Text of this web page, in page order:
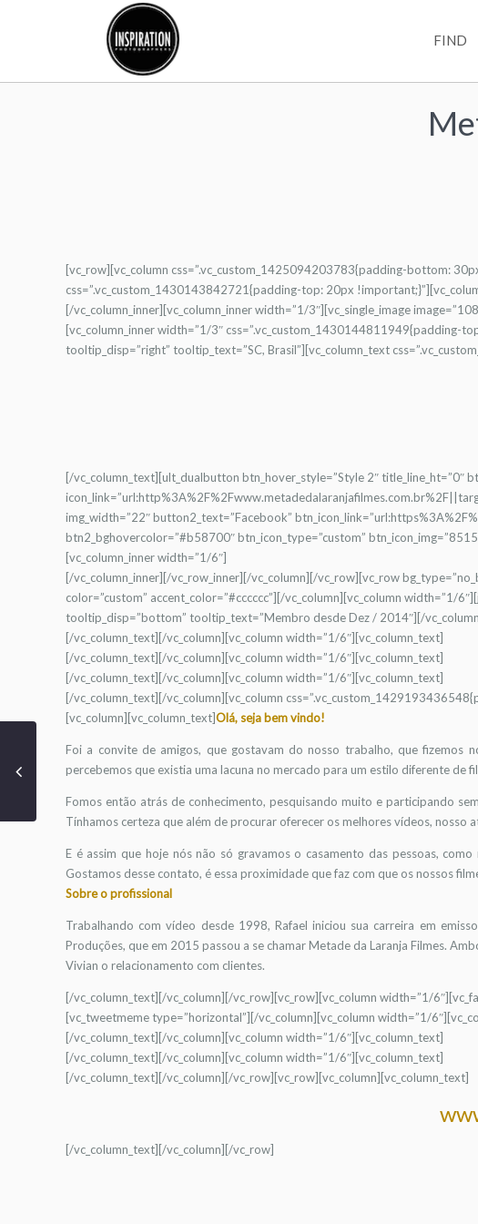
FIND
[vc_row][vc_column css=”.vc_custom_1425094203783{padding-bottom:
css=”.vc_custom_1430143842721{padding-top: 20px
[/vc_column_inner][vc_column_inner width=”1/3″][vc_single_image
[vc_column_inner width=”1/3″ css=”.vc_custom_1430144811949{padding-
tooltip_disp=”right” tooltip_text=”SC, Brasil”][vc_column_text
[/vc_column_text][ult_dualbutton btn_hover_style=”Style 2″ title_line_ht=”0″
img_width=”22″ button2_text=”Facebook”
btn2_bghovercolor=”#b58700″ btn_icon_type=”custom”
[vc_column_inner width=”1/6″]
[/vc_column_inner][/vc_row_inner][/vc_column][/vc_row][vc_row
color=”custom” accent_color=”#cccccc”][/vc_column][vc_column width=”1/
tooltip_disp=”bottom” tooltip_text=”Membro desde Dez / 2014″][/
[/vc_column_text][/vc_column][vc_column width=”1/6″][vc_column_text]
[/vc_column_text][/vc_column][vc_column width=”1/6″][vc_column_text]
[/vc_column_text][/vc_column][vc_column width=”1/6″][vc_column_text]
[/vc_column_text][/vc_column][vc_column
[vc_column][vc_column_text]Olá, seja bem vindo!
Foi a convite de amigos, que gostavam do nosso trabalho, que fizemos
percebemos que existia uma lacuna no mercado para um estilo diferente de
Fomos então atrás de conhecimento, pesquisando muito e participando
Tínhamos certeza que além de procurar oferecer os melhores vídeos, nosso
E é assim que hoje nós não só gravamos o casamento das pessoas,
Gostamos desse contato, é essa proximidade que faz com que os nossos
Sobre o profissional
Trabalhando com vídeo desde 1998, Rafael iniciou sua carreira em
Produções, que em 2015 passou a se chamar Metade da Laranja Filmes.
Vivian o relacionamento com clientes.
[/vc_column_text][/vc_column][/vc_row][vc_row][vc_column width=”1/
[vc_tweetmeme type=”horizontal”][/vc_column][vc_column width=”1/
[/vc_column_text][/vc_column][vc_column width=”1/6″][vc_column_text]
[/vc_column_text][/vc_column][vc_column width=”1/6″][vc_column_text]
[/vc_column_text][/vc_column][/vc_row][vc_row][vc_column][vc_column_text]
[/vc_column_text][/vc_column][/vc_row]